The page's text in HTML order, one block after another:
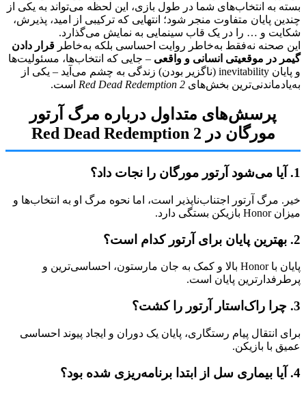
بسته به انتخاب‌های شما در طول بازی، این لحظه می‌تواند به یکی از
چندین پایان متفاوت منجر شود؛ انتهایی که ترکیبی از امید، پذیرش،
شکایت و … را در یک قاب سینمایی به نمایش می‌گذارد.
این صحنه نه‌فقط به‌خاطر روایت احساسی بلکه به‌خاطر قرار دادن
گیمر در موقعیتی انسانی و واقعی – جایی که انتخاب‌ها، مسئولیت‌ها
و پایان inevitability (ناگزیر بودن) زندگی به چشم می‌آید – یکی از
به‌یادماندنی‌ترین بخش‌های Red Dead Redemption 2 است.
پرسش‌های متداول درباره مرگ آرتور
مورگان در Red Dead Redemption 2
1. آیا می‌شود آرتور مورگان را نجات داد؟
خیر. مرگ آرتور اجتناب‌ناپذیر است، اما نحوه مرگ او به انتخاب‌ها و
میزان Honor بازیکن بستگی دارد.
2. بهترین پایان برای آرتور کدام است؟
پایان با Honor بالا و کمک به جان مارستون، احساسی‌ترین و
پرطرفدارترین پایان است.
3. چرا راک‌استار آرتور را کشت؟
برای انتقال پیام رستگاری، پایان یک دوران و ایجاد پیوند احساسی
عمیق با بازیکن.
4. آیا بیماری سل از ابتدا برنامه‌ریزی شده بود؟